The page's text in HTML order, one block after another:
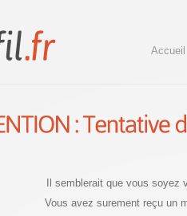
Accueil
Il semblerait que vous soyez
Vous avez surement reçu un